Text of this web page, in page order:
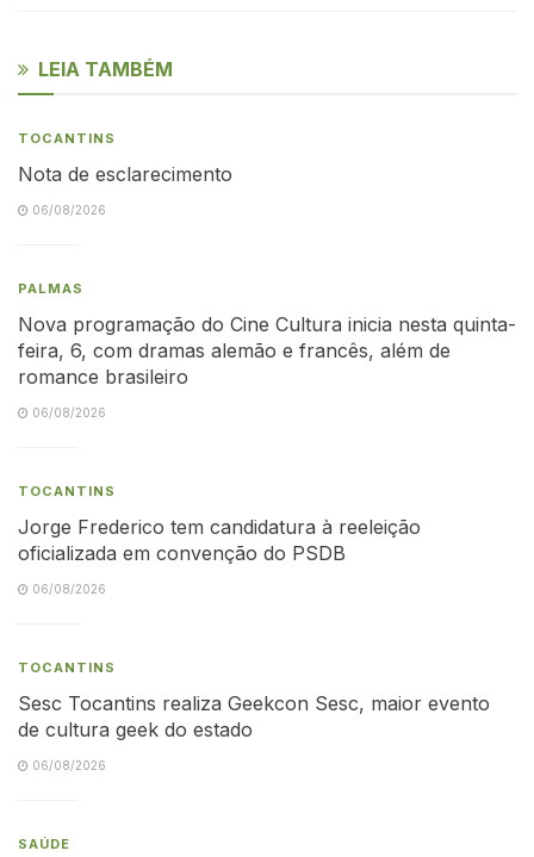
LEIA TAMBÉM
TOCANTINS
Nota de esclarecimento
06/08/2026
PALMAS
Nova programação do Cine Cultura inicia nesta quinta-
feira, 6, com dramas alemão e francês, além de
romance brasileiro
06/08/2026
TOCANTINS
Jorge Frederico tem candidatura à reeleição
oficializada em convenção do PSDB
06/08/2026
TOCANTINS
Sesc Tocantins realiza Geekcon Sesc, maior evento
de cultura geek do estado
06/08/2026
SAÚDE